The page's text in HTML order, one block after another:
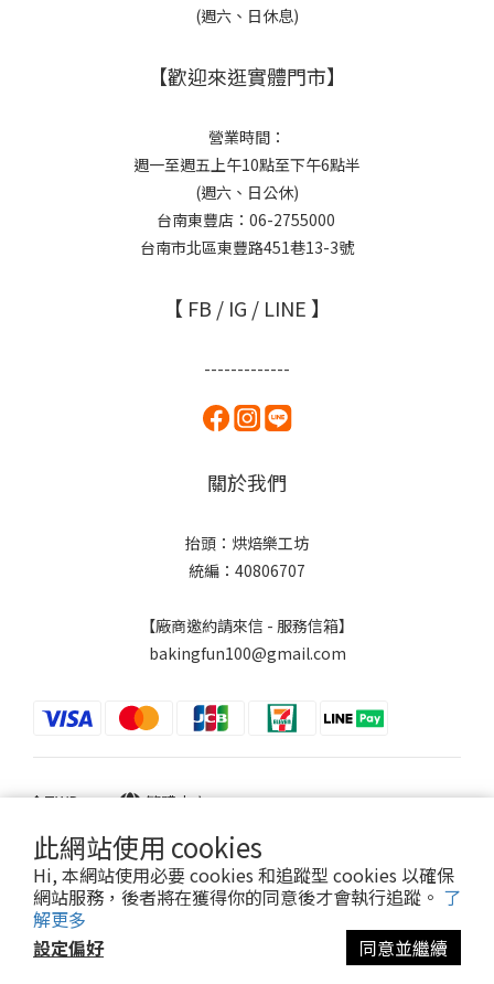
此網站使用 cookies
Hi, 本網站使用必要 cookies 和追蹤型 cookies 以確保
網站服務，後者將在獲得你的同意後才會執行追蹤。 了
解更多
設定偏好
同意並繼續
(週六、日休息)
【歡迎來逛實體門市】
營業時間：
週一至週五上午10點至下午6點半
(週六、日公休)
台南東豐店：06-2755000
台南市北區東豐路451巷13-3號
【 FB / IG / LINE 】
-------------
關於我們
抬頭：烘焙樂工坊
統編：40806707
【廠商邀約請來信 - 服務信箱】
bakingfun100@gmail.com
$TWD 繁體中文